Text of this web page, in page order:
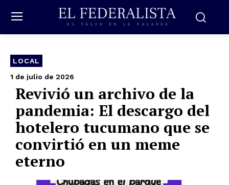
LOCAL
1 de julio de 2026
Revivió un archivo de la
pandemia: El descargo del
hotelero tucumano que se
convirtió en un meme
eterno